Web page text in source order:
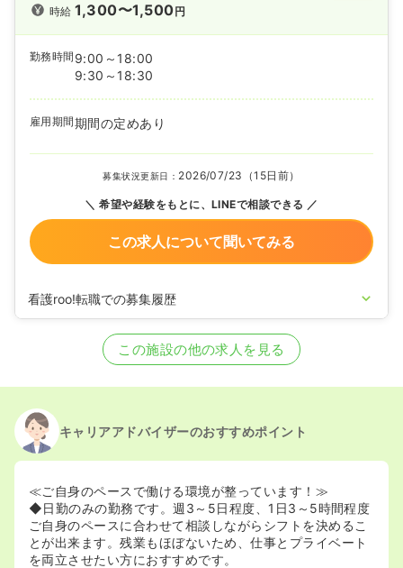
時給1,300〜1,500円
勤務時間 9:00～18:00
9:30～18:30
雇用期間期間の定めあり
募集状況更新日： 2026/07/23（15日前）
希望や経験をもとに、LINEで相談できる
この求人について聞いてみる
看護roo!転職での募集履歴
正・准看護師の募集を休止
正・准看護師の募集を開始
この施設の他の求人を見る
キャリアアドバイザーのおすすめポイント
≪ご自身のペースで働ける環境が整っています！≫
◆日勤のみの勤務です。週3～5日程度、1日3～5時間程度
ご自身のペースに合わせて相談しながらシフトを決めるこ
とが出来ます。残業もほぼないため、仕事とプライベート
を両立させたい方におすすめです。